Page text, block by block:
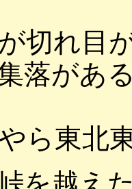
切れ目
落があ
ら東北